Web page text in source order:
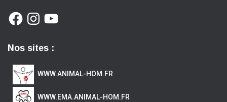
Nos sites :
WWW.ANIMAL-HOM.FR
WWW.EMA.ANIMAL-HOM.FR